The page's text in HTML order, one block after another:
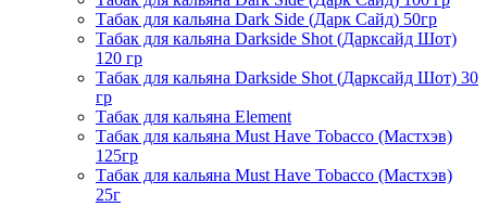
Табак для кальяна Dark Side (Дарк Сайд) 50гр
Табак для кальяна Darkside Shot (Дарксайд Шот)
120 гр
Табак для кальяна Darkside Shot (Дарксайд Шот) 30
гр
Табак для кальяна Element
Табак для кальяна Must Have Tobacco (Мастхэв)
125гр
Табак для кальяна Must Have Tobacco (Мастхэв)
25г